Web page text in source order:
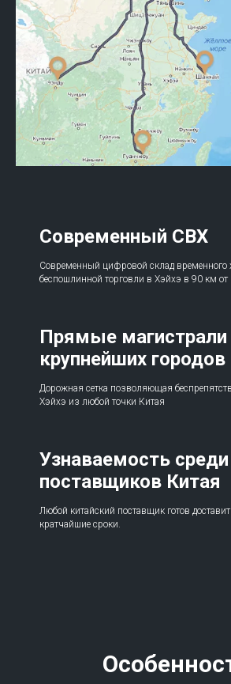
Современный СВХ
Современный цифровой склад временного
беспошлинной торговли в Хэйхэ в 90 км от
Прямые магистрали
крупнейших городов
Дорожная сетка позволяющая
Хэйхэ из любой точки Китая
Узнаваемость
поставщиков Китая
Любой китайский поставщик готов
кратчайшие сроки.